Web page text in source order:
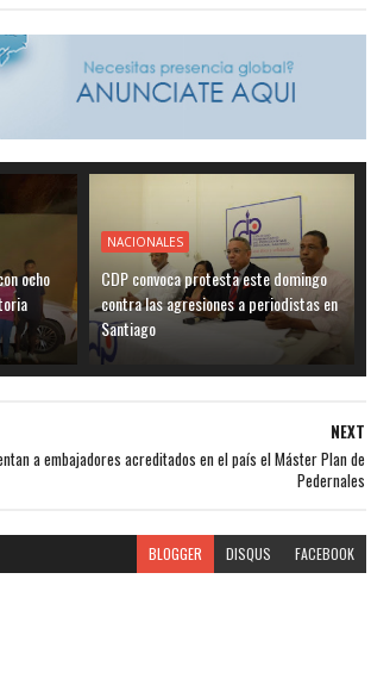
ocho
NACIONALES
CDP convoca protesta este domingo
contra las agresiones a periodistas en
Santiago
NEXT
a embajadores acreditados en el país el Máster Plan de
Pedernales
BLOGGER DISQUS FACEBOOK